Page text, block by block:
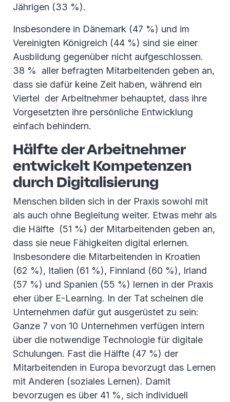
Jährigen (33 %).
Insbesondere in Dänemark (47 %) und im
Vereinigten Königreich (44 %) sind sie einer
Ausbildung gegenüber nicht aufgeschlossen.
38 % aller befragten Mitarbeitenden geben an,
dass sie dafür keine Zeit haben, während ein
Viertel der Arbeitnehmer behauptet, dass ihre
Vorgesetzten ihre persönliche Entwicklung
einfach behindern.
Hälfte der Arbeitnehmer
entwickelt Kompetenzen
durch Digitalisierung
Menschen bilden sich in der Praxis sowohl mit
als auch ohne Begleitung weiter. Etwas mehr als
die Hälfte (51 %) der Mitarbeitenden geben an,
dass sie neue Fähigkeiten digital erlernen.
Insbesondere die Mitarbeitenden in Kroatien
(62 %), Italien (61 %), Finnland (60 %), Irland
(57 %) und Spanien (55 %) lernen in der Praxis
eher über E-Learning. In der Tat scheinen die
Unternehmen dafür gut ausgerüstet zu sein:
Ganze 7 von 10 Unternehmen verfügen intern
über die notwendige Technologie für digitale
Schulungen. Fast die Hälfte (47 %) der
Mitarbeitenden in Europa bevorzugt das Lernen
mit Anderen (soziales Lernen). Damit
bevorzugen es über 41 %, sich individuell